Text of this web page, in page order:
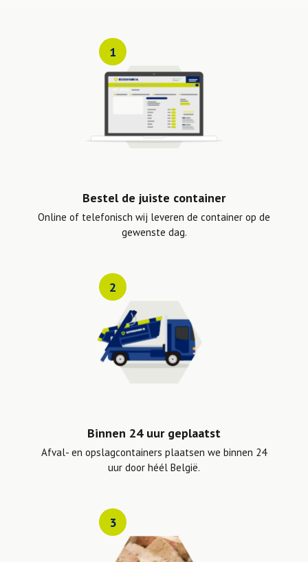
1
Bestel de juiste container
Online of telefonisch wij leveren de container op de
gewenste dag.
2
Binnen 24 uur geplaatst
Afval- en opslagcontainers plaatsen we binnen 24
uur door héél België.
3